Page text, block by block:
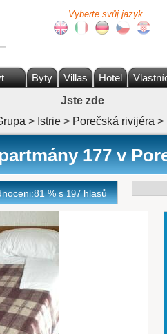
Vyberte svůj jazyk
Byty Villas Hotel
Jste zde
> Istrie > Porečská rivijéra >
177 v
81%s197hlasů